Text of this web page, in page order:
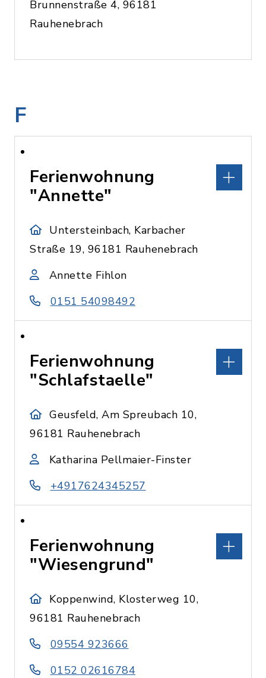
Brunnenstraße 4, 96181
Rauhenebrach
F
Ferienwohnung
"Annette"
Untersteinbach, Karbacher
Straße 19, 96181 Rauhenebrach
Annette Fihlon
0151 54098492
Ferienwohnung
"Schlafstaelle"
Geusfeld, Am Spreubach 10,
96181 Rauhenebrach
Katharina Pellmaier-Finster
+4917624345257
Ferienwohnung
"Wiesengrund"
Koppenwind, Klosterweg 10,
96181 Rauhenebrach
09554 923666
0152 02616784